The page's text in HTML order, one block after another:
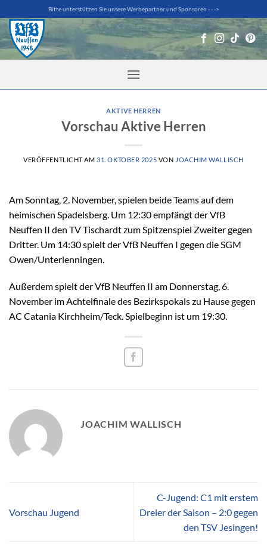
Inhalt
springen
Bitte unterstützen Sie unsere Werbepartner und Sponsoren - - ->
AKTIVE HERREN
Vorschau Aktive Herren
VERÖFFENTLICHT AM 31. OKTOBER 2025 VON JOACHIM WALLISCH
Am Sonntag, 2. November, spielen beide Teams auf dem
heimischen Spadelsberg. Um 12:30 empfängt der VfB
Neuffen II den TV Tischardt zum Spitzenspiel Zweiter gegen
Dritter. Um 14:30 spielt der VfB Neuffen I gegen die SGM
Owen/Unterlenningen.
Außerdem spielt der VfB Neuffen II am Donnerstag, 6.
November im Achtelfinale des Bezirkspokals zu Hause gegen
AC Catania Kirchheim/Teck. Spielbeginn ist um 19:30.
JOACHIM WALLISCH
Vorschau Jugend
C-Jugend: C1 mit erstem
Dreier der Saison – 2:0 gegen
den TSV Jesingen!